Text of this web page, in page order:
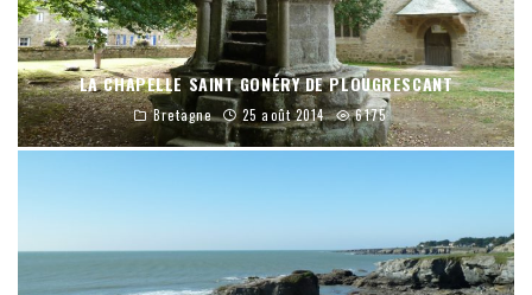
LA CHAPELLE SAINT GONÉRY DE PLOUGRESCANT
Bretagne 25 août 2014 6175